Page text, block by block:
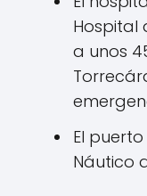
Hospital
a unos
El
Náutico